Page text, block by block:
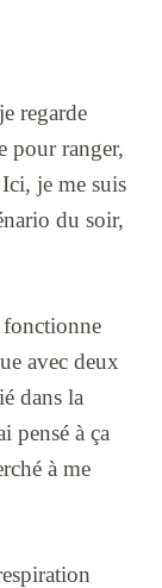
regarde
pour ranger,
je me suis
du soir,
fonctionne
avec deux
dans la
pensé à ça
à me